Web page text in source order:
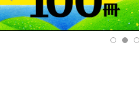
Pre
v